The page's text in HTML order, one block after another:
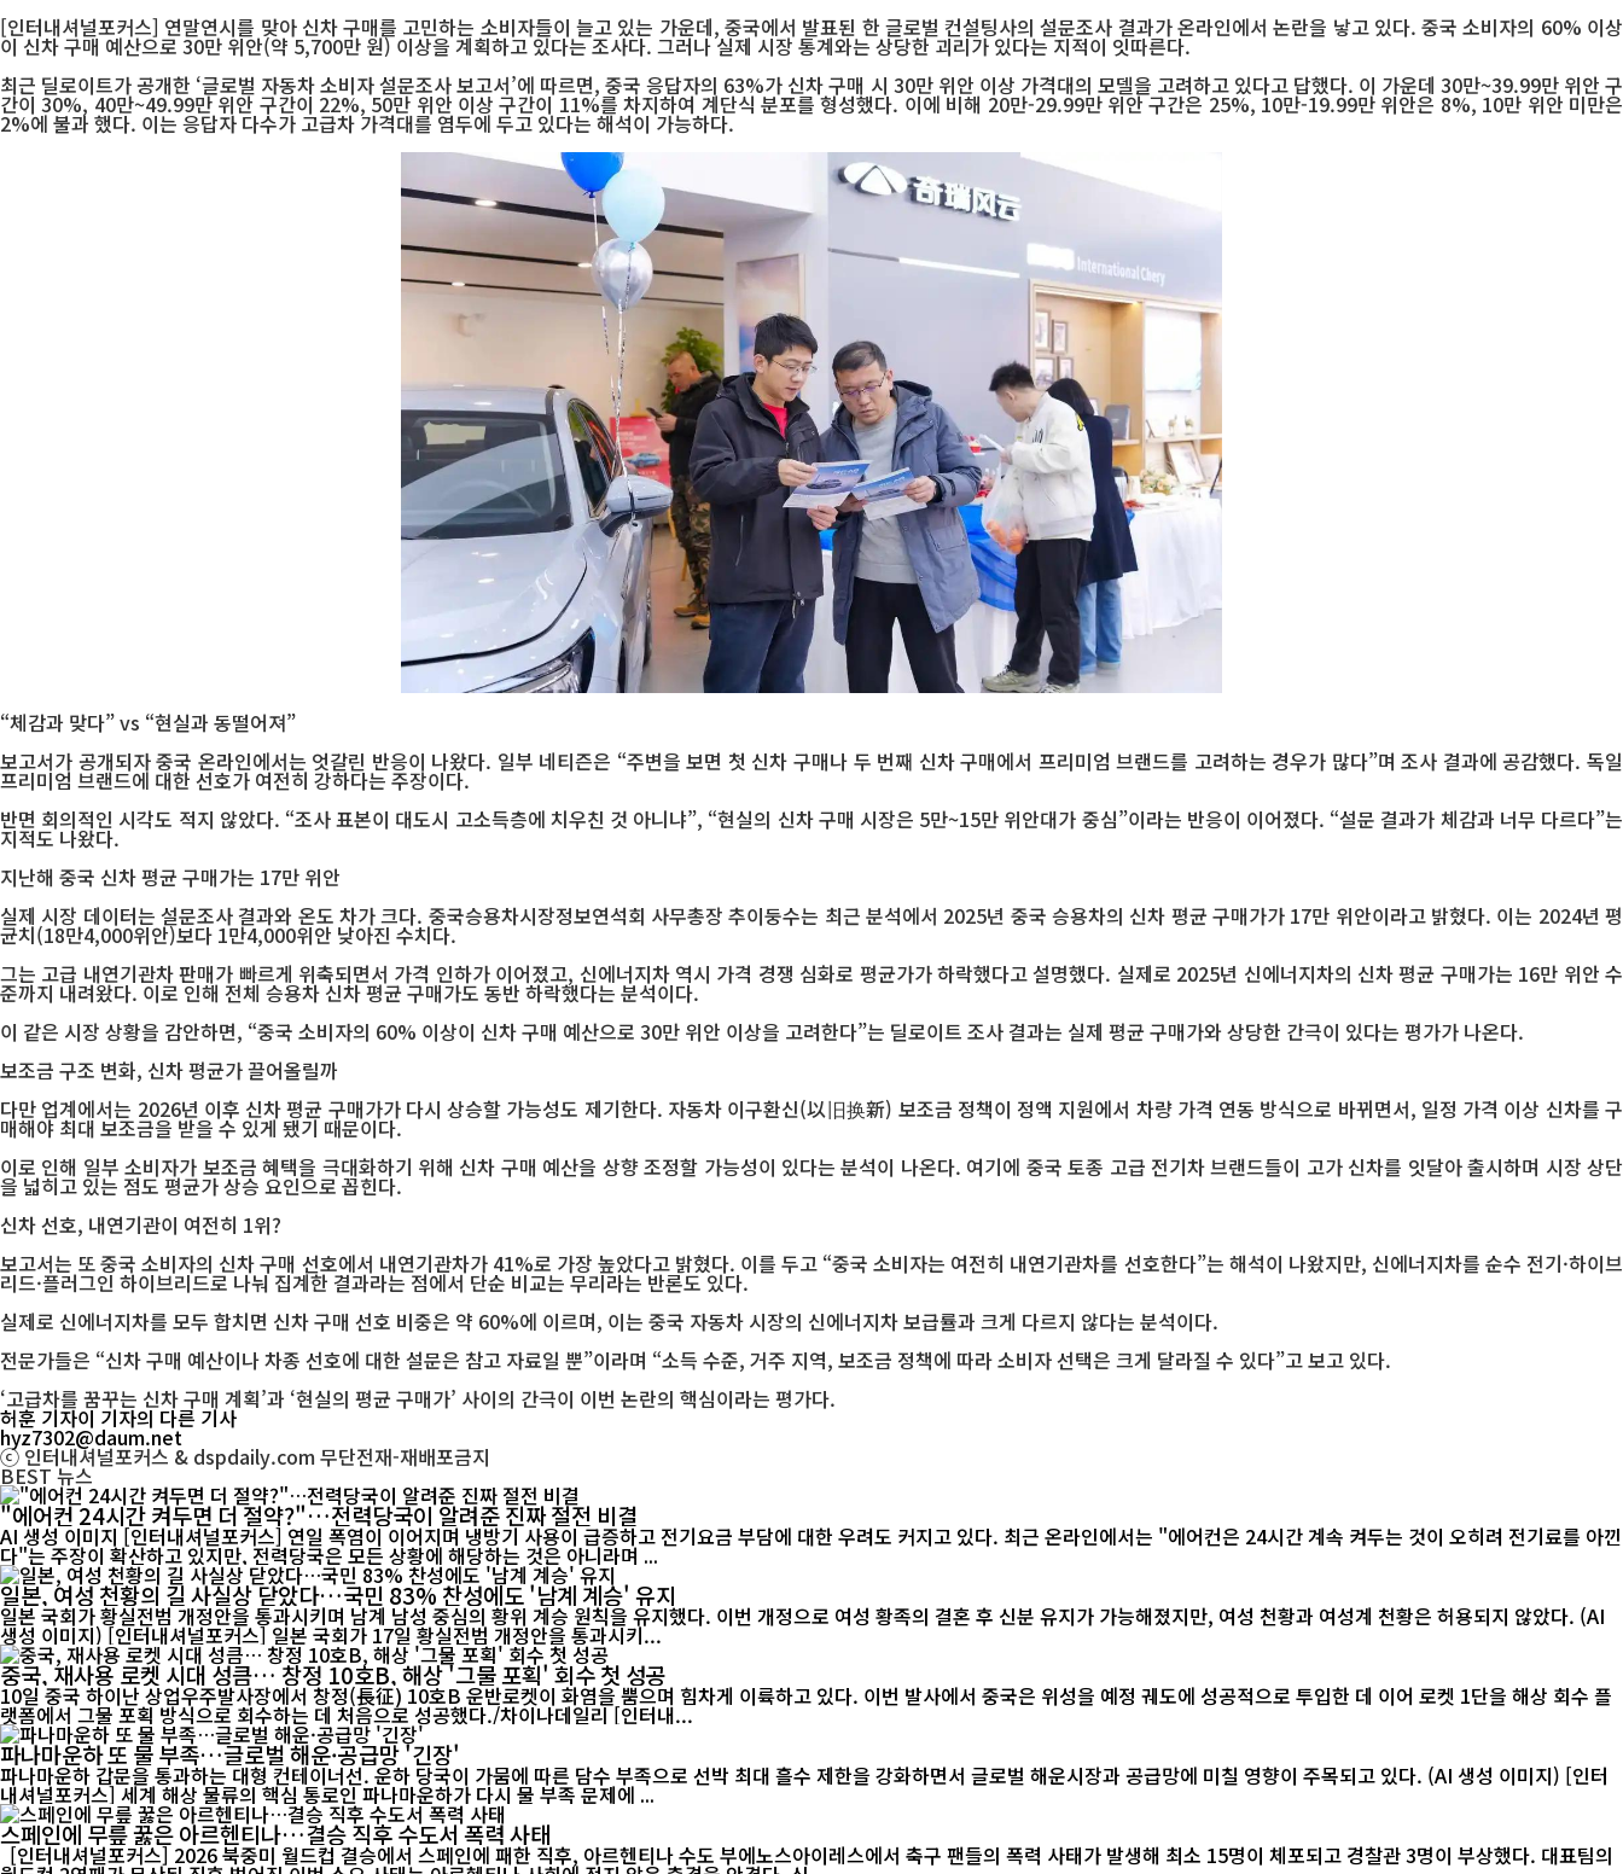
[인터내셔널포커스] 연말연시를 맞아 신차 구매를 고민하는 소비자들이 늘고 있는 가운데, 중국에서 발표된 한 글로벌 컨설팅사의 설문조사 결과가 온라인에서 논란을 낳고 있다. 중국 소비자의 60% 이상
이 신차 구매 예산으로 30만 위안(약 5,700만 원) 이상을 계획하고 있다는 조사다. 그러나 실제 시장 통계와는 상당한 괴리가 있다는 지적이 잇따른다.
최근 딜로이트가 공개한 ‘글로벌 자동차 소비자 설문조사 보고서’에 따르면, 중국 응답자의 63%가 신차 구매 시 30만 위안 이상 가격대의 모델을 고려하고 있다고 답했다. 이 가운데 30만~39.99만 위안 구
간이 30%, 40만~49.99만 위안 구간이 22%, 50만 위안 이상 구간이 11%를 차지하여 계단식 분포를 형성했다. 이에 비해 20만-29.99만 위안 구간은 25%, 10만-19.99만 위안은 8%, 10만 위안 미만은
2%에 불과 했다. 이는 응답자 다수가 고급차 가격대를 염두에 두고 있다는 해석이 가능하다.
“체감과 맞다” vs “현실과 동떨어져”
보고서가 공개되자 중국 온라인에서는 엇갈린 반응이 나왔다. 일부 네티즌은 “주변을 보면 첫 신차 구매나 두 번째 신차 구매에서 프리미엄 브랜드를 고려하는 경우가 많다”며 조사 결과에 공감했다. 독일
프리미엄 브랜드에 대한 선호가 여전히 강하다는 주장이다.
반면 회의적인 시각도 적지 않았다. “조사 표본이 대도시 고소득층에 치우친 것 아니냐”, “현실의 신차 구매 시장은 5만~15만 위안대가 중심”이라는 반응이 이어졌다. “설문 결과가 체감과 너무 다르다”는
지적도 나왔다.
지난해 중국 신차 평균 구매가는 17만 위안
실제 시장 데이터는 설문조사 결과와 온도 차가 크다. 중국승용차시장정보연석회 사무총장 추이둥수는 최근 분석에서 2025년 중국 승용차의 신차 평균 구매가가 17만 위안이라고 밝혔다. 이는 2024년 평
균치(18만4,000위안)보다 1만4,000위안 낮아진 수치다.
그는 고급 내연기관차 판매가 빠르게 위축되면서 가격 인하가 이어졌고, 신에너지차 역시 가격 경쟁 심화로 평균가가 하락했다고 설명했다. 실제로 2025년 신에너지차의 신차 평균 구매가는 16만 위안 수
준까지 내려왔다. 이로 인해 전체 승용차 신차 평균 구매가도 동반 하락했다는 분석이다.
이 같은 시장 상황을 감안하면, “중국 소비자의 60% 이상이 신차 구매 예산으로 30만 위안 이상을 고려한다”는 딜로이트 조사 결과는 실제 평균 구매가와 상당한 간극이 있다는 평가가 나온다.
보조금 구조 변화, 신차 평균가 끌어올릴까
다만 업계에서는 2026년 이후 신차 평균 구매가가 다시 상승할 가능성도 제기한다. 자동차 이구환신(以旧换新) 보조금 정책이 정액 지원에서 차량 가격 연동 방식으로 바뀌면서, 일정 가격 이상 신차를 구
매해야 최대 보조금을 받을 수 있게 됐기 때문이다.
이로 인해 일부 소비자가 보조금 혜택을 극대화하기 위해 신차 구매 예산을 상향 조정할 가능성이 있다는 분석이 나온다. 여기에 중국 토종 고급 전기차 브랜드들이 고가 신차를 잇달아 출시하며 시장 상단
을 넓히고 있는 점도 평균가 상승 요인으로 꼽힌다.
신차 선호, 내연기관이 여전히 1위?
보고서는 또 중국 소비자의 신차 구매 선호에서 내연기관차가 41%로 가장 높았다고 밝혔다. 이를 두고 “중국 소비자는 여전히 내연기관차를 선호한다”는 해석이 나왔지만, 신에너지차를 순수 전기·하이브
리드·플러그인 하이브리드로 나눠 집계한 결과라는 점에서 단순 비교는 무리라는 반론도 있다.
실제로 신에너지차를 모두 합치면 신차 구매 선호 비중은 약 60%에 이르며, 이는 중국 자동차 시장의 신에너지차 보급률과 크게 다르지 않다는 분석이다.
전문가들은 “신차 구매 예산이나 차종 선호에 대한 설문은 참고 자료일 뿐”이라며 “소득 수준, 거주 지역, 보조금 정책에 따라 소비자 선택은 크게 달라질 수 있다”고 보고 있다.
‘고급차를 꿈꾸는 신차 구매 계획’과 ‘현실의 평균 구매가’ 사이의 간극이 이번 논란의 핵심이라는 평가다.
허훈 기자이 기자의 다른 기사
hyz7302@daum.net
ⓒ 인터내셔널포커스 & dspdaily.com 무단전재-재배포금지
BEST뉴스
"에어컨 24시간 켜두면 더 절약?"…전력당국이 알려준 진짜 절전 비결
AI 생성 이미지 [인터내셔널포커스] 연일 폭염이 이어지며 냉방기 사용이 급증하고 전기요금 부담에 대한 우려도 커지고 있다. 최근 온라인에서는 "에어컨은 24시간 계속 켜두는 것이 오히려 전기료를 아낀
다"는 주장이 확산하고 있지만, 전력당국은 모든 상황에 해당하는 것은 아니라며 ...
일본, 여성 천황의 길 사실상 닫았다…국민 83% 찬성에도 '남계 계승' 유지
일본 국회가 황실전범 개정안을 통과시키며 남계 남성 중심의 황위 계승 원칙을 유지했다. 이번 개정으로 여성 황족의 결혼 후 신분 유지가 가능해졌지만, 여성 천황과 여성계 천황은 허용되지 않았다. (AI
생성 이미지) [인터내셔널포커스] 일본 국회가 17일 황실전범 개정안을 통과시키...
중국, 재사용 로켓 시대 성큼… 창정 10호B, 해상 '그물 포획' 회수 첫 성공
10일 중국 하이난 상업우주발사장에서 창정(長征) 10호B 운반로켓이 화염을 뿜으며 힘차게 이륙하고 있다. 이번 발사에서 중국은 위성을 예정 궤도에 성공적으로 투입한 데 이어 로켓 1단을 해상 회수 플
랫폼에서 그물 포획 방식으로 회수하는 데 처음으로 성공했다./차이나데일리 [인터내...
파나마운하 또 물 부족…글로벌 해운·공급망 '긴장'
파나마운하 갑문을 통과하는 대형 컨테이너선. 운하 당국이 가뭄에 따른 담수 부족으로 선박 최대 흘수 제한을 강화하면서 글로벌 해운시장과 공급망에 미칠 영향이 주목되고 있다. (AI 생성 이미지) [인터
내셔널포커스] 세계 해상 물류의 핵심 통로인 파나마운하가 다시 물 부족 문제에 ...
스페인에 무릎 꿇은 아르헨티나…결승 직후 수도서 폭력 사태
[인터내셔널포커스] 2026 북중미 월드컵 결승에서 스페인에 패한 직후, 아르헨티나 수도 부에노스아이레스에서 축구 팬들의 폭력 사태가 발생해 최소 15명이 체포되고 경찰관 3명이 부상했다. 대표팀의